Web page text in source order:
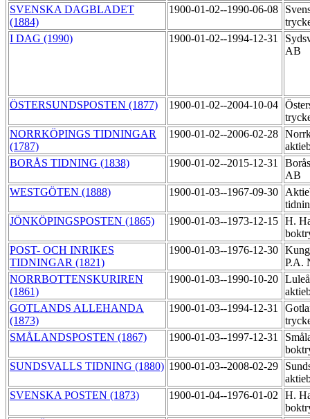
SVENSKA DAGBLADET
(1884)
1900-01-02--1990-06-08
I DAG (1990)
1900-01-02--1994-12-31
AB
ÖSTERSUNDSPOSTEN (1877) 1900-01-02--2004-10-04
NORRKÖPINGS TIDNINGAR
(1787)
1900-01-02--2006-02-28
BORÅS TIDNING (1838)
1900-01-02--2015-12-31
AB
WESTGÖTEN (1888)
1900-01-03--1967-09-30
JÖNKÖPINGSPOSTEN (1865)
1900-01-03--1973-12-15 H.
POST- OCH INRIKES
TIDNINGAR (1821)
1900-01-03--1976-12-30
P.A.
NORRBOTTENSKURIREN
(1861)
1900-01-03--1990-10-20
GOTLANDS ALLEHANDA
(1873)
1900-01-03--1994-12-31
SMÅLANDSPOSTEN (1867)
1900-01-03--1997-12-31
SUNDSVALLS TIDNING (1880) 1900-01-03--2008-02-29
SVENSKA POSTEN (1873)
1900-01-04--1976-01-02
H.